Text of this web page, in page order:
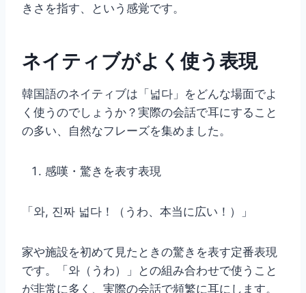
きさを指す、という感覚です。
ネイティブがよく使う表現
韓国語のネイティブは「넓다」をどんな場面でよ
く使うのでしょうか？実際の会話で耳にすること
の多い、自然なフレーズを集めました。
感嘆・驚きを表す表現
「와, 진짜 넓다！（うわ、本当に広い！）」
家や施設を初めて見たときの驚きを表す定番表現
です。「와（うわ）」との組み合わせで使うこと
が非常に多く、実際の会話で頻繁に耳にします。